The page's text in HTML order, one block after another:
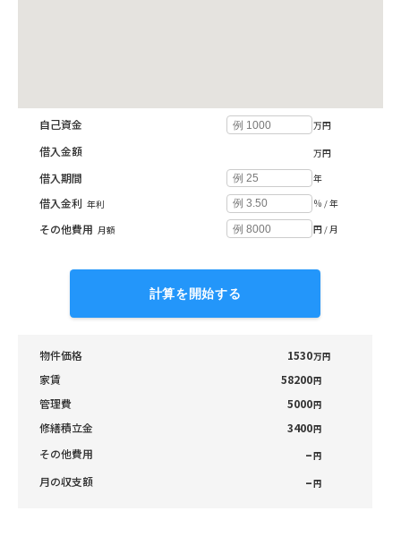
自己資金 万円
借入金額 万円
借入期間 年
借入金利 年利 ％ / 年
その他費用 月額 円 / 月
計算を開始する
物件価格 1530万円
家賃 58200円
管理費 5000円
修繕積立金 3400円
その他費用 –円
月の収支額 –円